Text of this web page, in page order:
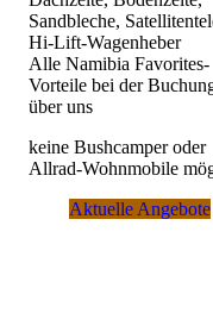
Windhoek mit
Condorfliegt ab
Partner weiter
Victoria Falls, Kapstadt
angebunden.
veröffentlicht und ab
Sandbleche,
Hi-Lift-Wagenheber
Alle Namibia Favorites-
Vorteile bei der
über uns
keine Bushcamper oder
Allrad-Wohnmobile
Aktuelle Angebote